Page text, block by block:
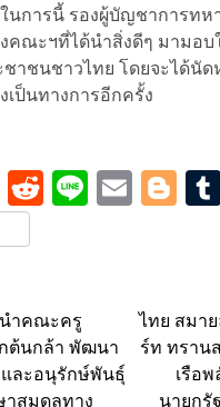
นการนี้ รองผู้บัญชาการทห
ณะฯที่ได้นำสิ่งดีๆ มามอบ
ชาชนชาวไทย โดยจะได้นั
เป็นทางการอีกครั้ง
Twitter
Reddit
LineEmail
ำคณะครู
ต้นกล้า พัฒนา
และอนุรักษ์พันธุ์
าสมดุลทาง
ไทย สมา
ร์ท ทราน
เรือ
นายกรั